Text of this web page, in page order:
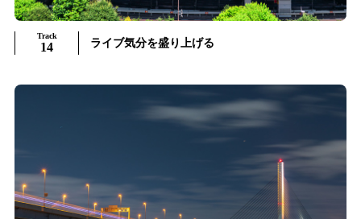
Track
14 ライブ気分を盛り上げる